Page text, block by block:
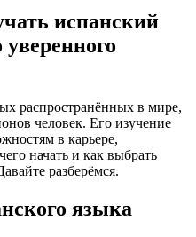
испанский
распространённых в мире,
человек. Его изучение
в карьере,
начать и как выбрать
разберёмся.
языка